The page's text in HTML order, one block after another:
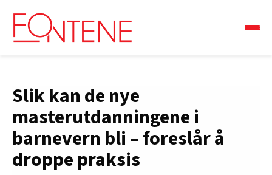
Slik kan de nye
masterutdanningene i
barnevern bli – foreslår å
droppe praksis